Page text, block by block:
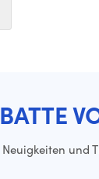
Neuigkeiten und